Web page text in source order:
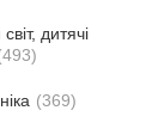
дитячі
493
369